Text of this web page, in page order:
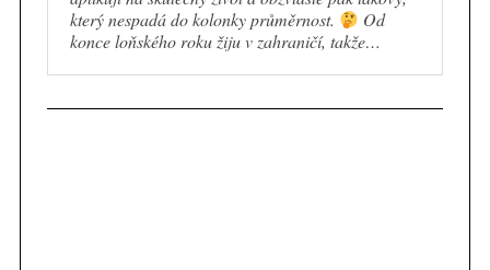
který nespadá do kolonky průměrnost.
Od
konce loňského roku žiju v zahraničí, takže…